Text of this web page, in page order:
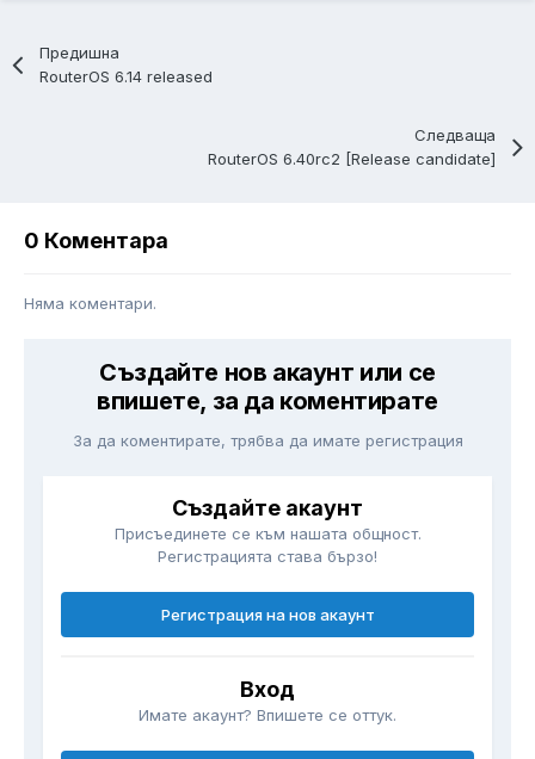
Предишна
RouterOS 6.14 released
Следваща
RouterOS 6.40rc2 [Release candidate]
0 Коментара
Няма коментари.
Създайте нов акаунт или се
впишете, за да коментирате
За да коментирате, трябва да имате регистрация
Създайте акаунт
Присъединете се към нашата общност.
Регистрацията става бързо!
Регистрация на нов акаунт
Вход
Имате акаунт? Впишете се оттук.